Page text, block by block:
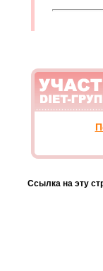
Ссылка на эту